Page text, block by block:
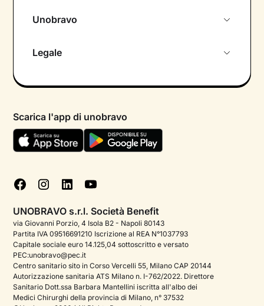
Unobravo
Psicologo in chat
Aiuto urgente
FAQ
Podcast di psicologia
Corporate
Psicologo italiano all'estero
Approfondimenti sulla salute mentale
Legale
Termini e condizioni
Informativa Privacy
Cookie policy
Gestisci cookie
Scarica l'app di unobravo
UNOBRAVO s.r.l. Società Benefit
via Giovanni Porzio, 4 Isola B2 - Napoli 80143
Partita IVA 09516691210 Iscrizione al REA N°1037793
Capitale sociale euro 14.125,04 sottoscritto e versato
PEC:unobravo@pec.it
Centro sanitario sito in Corso Vercelli 55, Milano CAP 20144
Autorizzazione sanitaria ATS Milano n. I-762/2022. Direttore
Sanitario Dott.ssa Barbara Mantellini iscritta all'albo dei
Medici Chirurghi della provincia di Milano, n° 37532